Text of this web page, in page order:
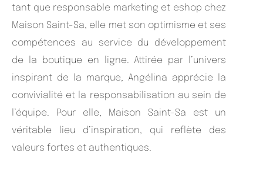
tant que responsable marketing et eshop chez
Maison Saint-Sa, elle met son optimisme et ses
compétences au service du développement
de la boutique en ligne. Attirée par l’univers
inspirant de la marque, Angélina apprécie la
convivialité et la responsabilisation au sein de
l’équipe. Pour elle, Maison Saint-Sa est un
véritable lieu d’inspiration, qui reflète des
valeurs fortes et authentiques.